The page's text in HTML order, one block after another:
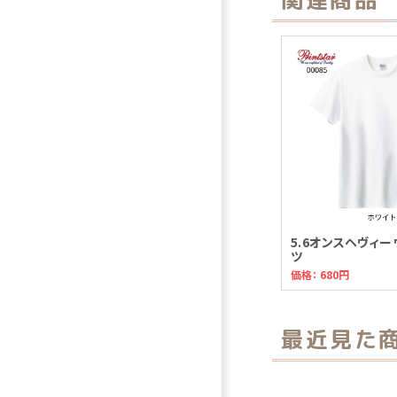
5.6オンスヘヴィー
ツ
価格： 680円
最近見た